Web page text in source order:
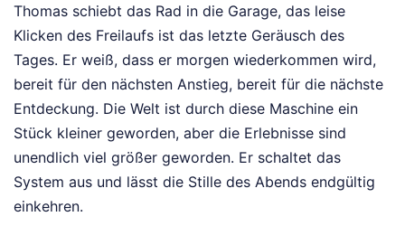
Thomas schiebt das Rad in die Garage, das leise
Klicken des Freilaufs ist das letzte Geräusch des
Tages. Er weiß, dass er morgen wiederkommen wird,
bereit für den nächsten Anstieg, bereit für die nächste
Entdeckung. Die Welt ist durch diese Maschine ein
Stück kleiner geworden, aber die Erlebnisse sind
unendlich viel größer geworden. Er schaltet das
System aus und lässt die Stille des Abends endgültig
einkehren.